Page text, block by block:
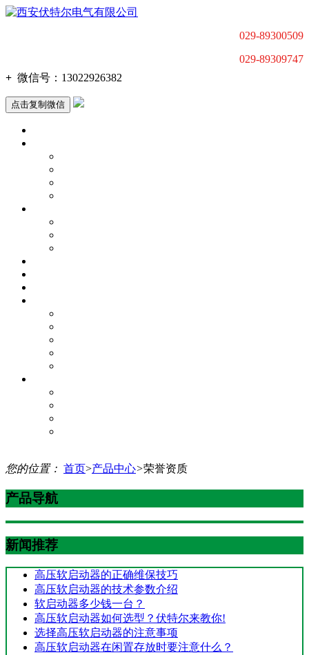
029-89300509
029-89309747
+ 微信号： 13022926382
点击复制微信
您的位置： 首页>产品中心>荣誉资质
产品导航
新闻推荐
高压软启动器的正确维保技巧
高压软启动器的技术参数介绍
软启动器多少钱一台？
高压软启动器如何选型？伏特尔来教你!
选择高压软启动器的注意事项
高压软启动器在闲置存放时要注意什么？